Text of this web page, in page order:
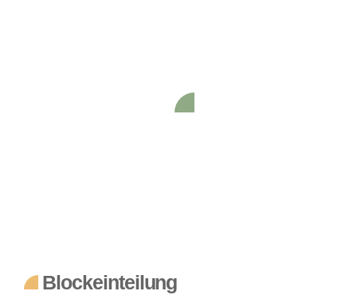
Blockeinteilung